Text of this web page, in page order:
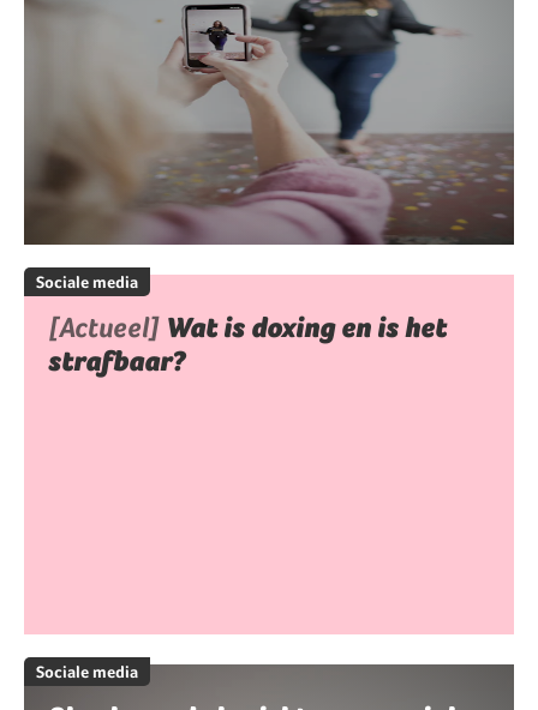
Sociale media
[Actueel] Wat is doxing en is het
strafbaar?
Sociale media